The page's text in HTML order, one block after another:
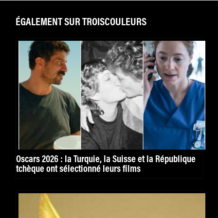
ÉGALEMENT SUR TROISCOULEURS
Oscars 2026 : la Turquie, la Suisse et la République
tchèque ont sélectionné leurs films